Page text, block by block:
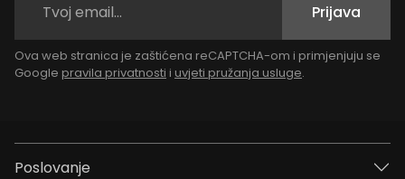
Prijava
Ova web stranica je zaštićena reCAPTCHA-om i primjenjuju se
Google pravila privatnosti i uvjeti pružanja usluge.
Poslovanje